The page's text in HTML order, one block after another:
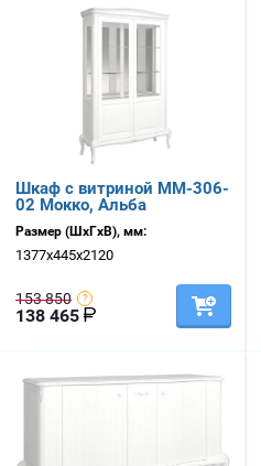
Шкаф с витриной ММ-306-
02 Мокко, Альба
Размер (ШхГхВ), мм:
1377х445х2120
153 850
138 465